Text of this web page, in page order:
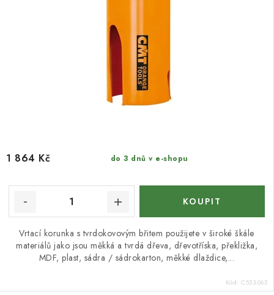
do 3 dnů v e-shopu
1 864 Kč
Vrtací korunka s tvrdokovovým břitem použijete v široké škále
materiálů jako jsou měkká a tvrdá dřeva, dřevotříska, překližka,
MDF, plast, sádra / sádrokarton, měkké dlaždice,...
Kód: C553-065